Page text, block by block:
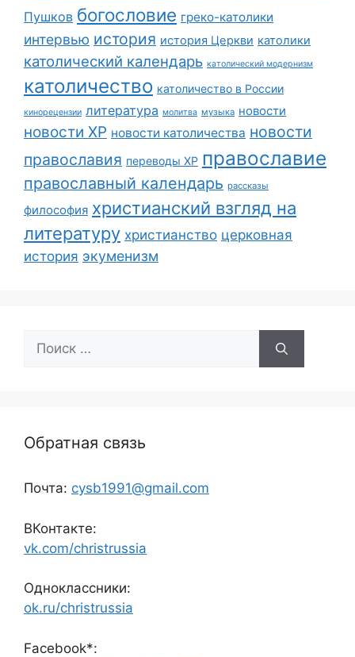
Пушков богословие греко-католики
интервью история история Церкви католики
католический календарь католический модернизм
католичество католичество в России
кинорецензии литература молитва музыка новости
новости ХР новости католичества новости
православия переводы ХР православие
православный календарь рассказы
философия христианский взгляд на
литературу христианство церковная
история экуменизм
Поиск:
Обратная связь
Почта: cysb1991@gmail.com
ВКонтакте:
vk.com/christrussia
Одноклассники:
ok.ru/christrussia
Facebook*: